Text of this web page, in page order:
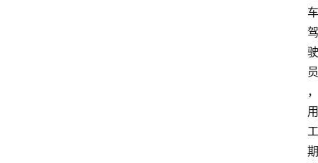
车
驾
驶
员
，
用
工
期